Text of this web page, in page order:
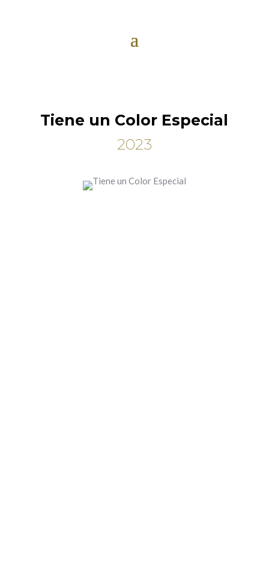
Tiene un Color Especial
2023